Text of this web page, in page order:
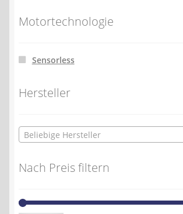
Motortechnologie
Sensorless
Hersteller
Beliebige Hersteller
Nach Preis filtern